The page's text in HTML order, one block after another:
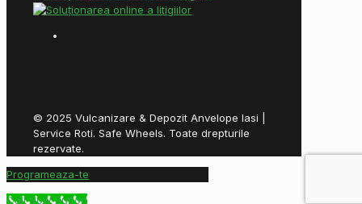
© 2025 Vulcanizare & Depozit Anvelope Iasi |
Service Roti. Safe Wheels. Toate drepturile
rezervate.
Programeaza-te
Call Now Button